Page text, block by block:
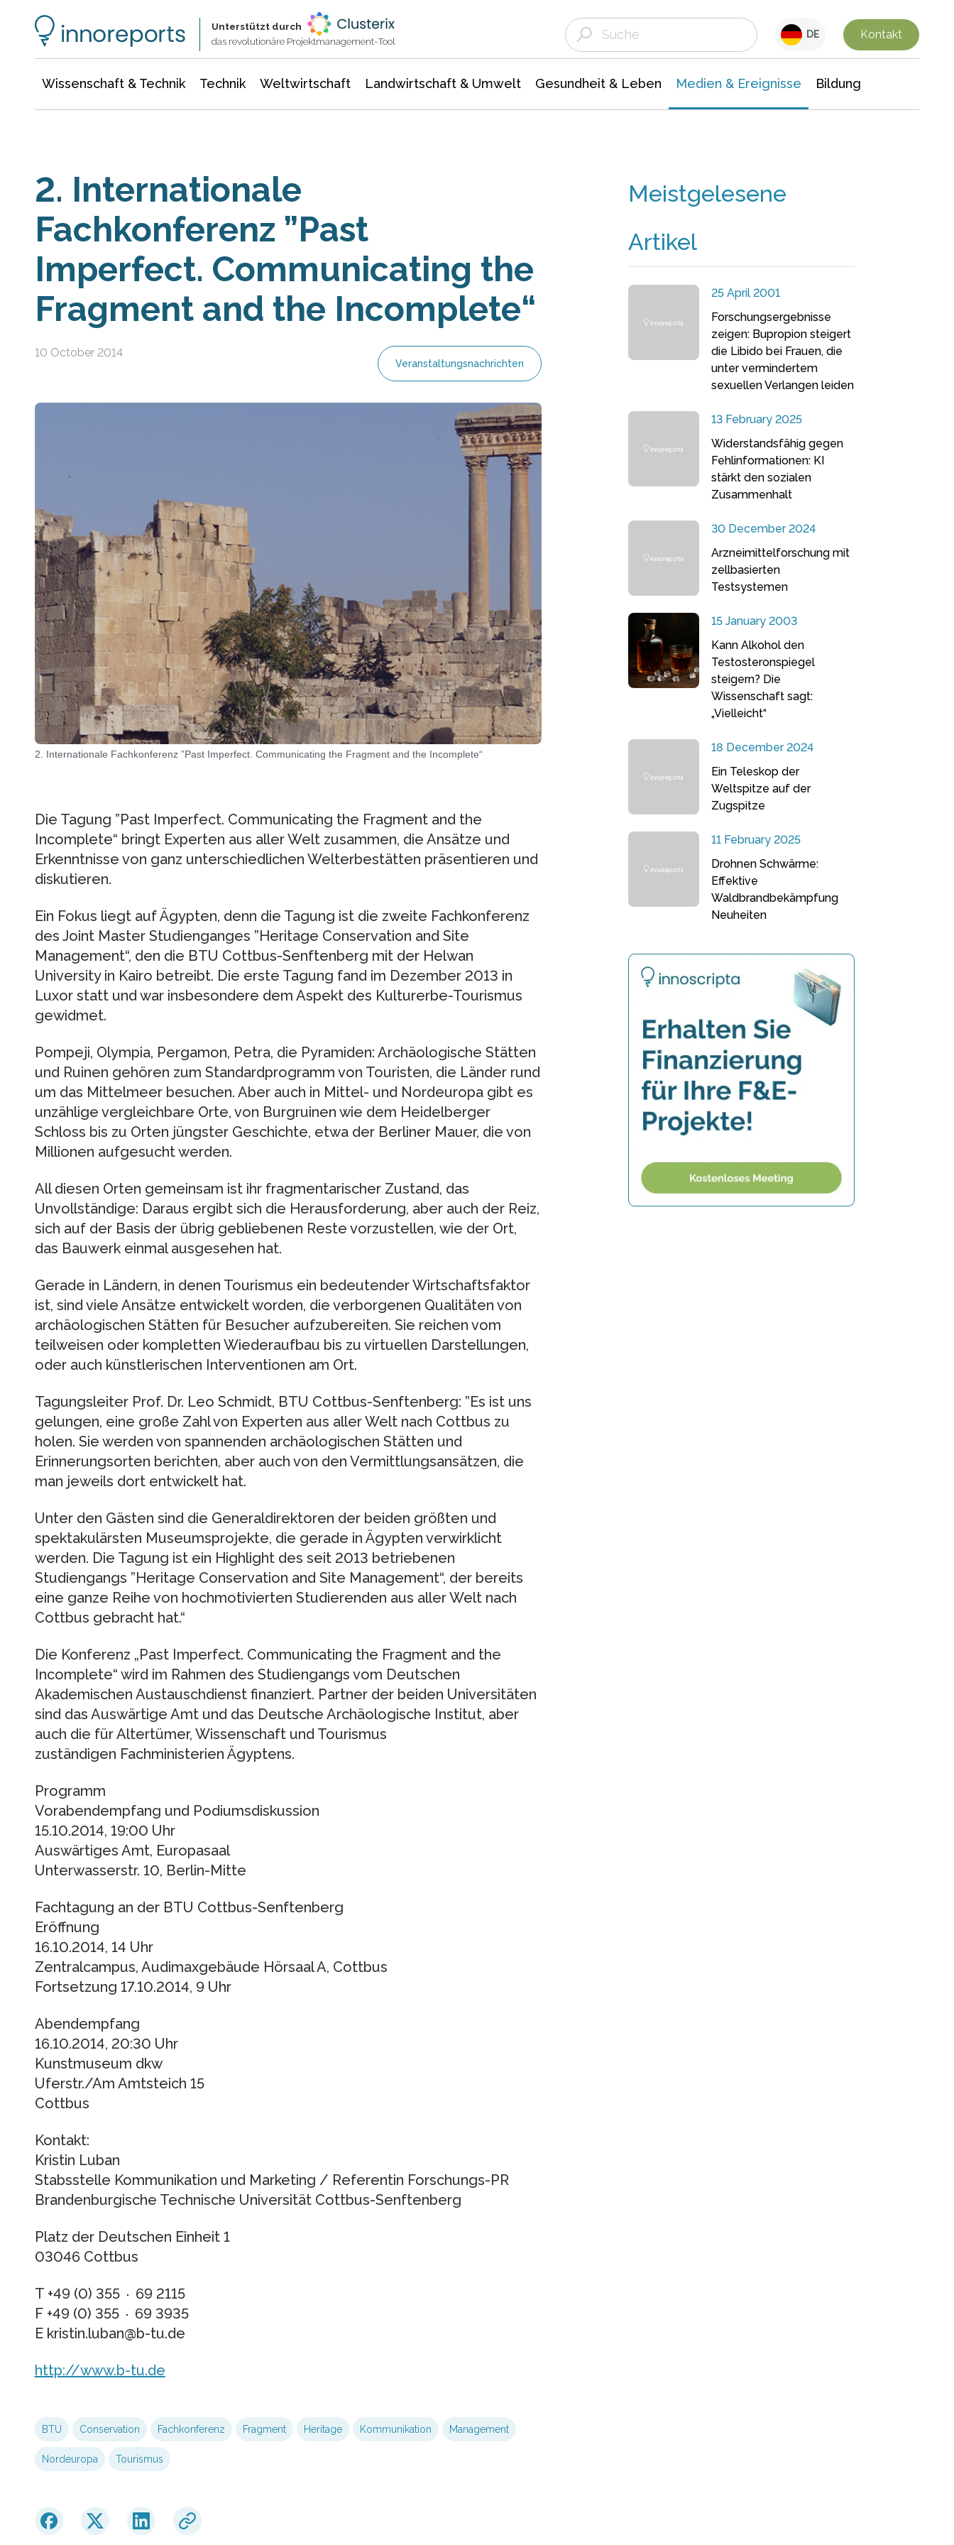
Unterstützt durch
das revolutionäre Projektmanagement-Tool
DE Kontakt
Wissenschaft & Technik Technik Weltwirtschaft Landwirtschaft & Umwelt Gesundheit & Leben Medien & Ereignisse Bildung
2. Internationale
Fachkonferenz ”Past
Imperfect. Communicating the
Fragment and the Incomplete“
10 October 2014
Veranstaltungsnachrichten
2. Internationale Fachkonferenz ”Past Imperfect. Communicating the Fragment and the Incomplete“
Die Tagung ”Past Imperfect. Communicating the Fragment and the
Incomplete“ bringt Experten aus aller Welt zusammen, die Ansätze und
Erkenntnisse von ganz unterschiedlichen Welterbestätten präsentieren und
diskutieren.
Ein Fokus liegt auf Ägypten, denn die Tagung ist die zweite Fachkonferenz
des Joint Master Studienganges ”Heritage Conservation and Site
Management“, den die BTU Cottbus-Senftenberg mit der Helwan
University in Kairo betreibt. Die erste Tagung fand im Dezember 2013 in
Luxor statt und war insbesondere dem Aspekt des Kulturerbe-Tourismus
gewidmet.
Pompeji, Olympia, Pergamon, Petra, die Pyramiden: Archäologische Stätten
und Ruinen gehören zum Standardprogramm von Touristen, die Länder rund
um das Mittelmeer besuchen. Aber auch in Mittel- und Nordeuropa gibt es
unzählige vergleichbare Orte, von Burgruinen wie dem Heidelberger
Schloss bis zu Orten jüngster Geschichte, etwa der Berliner Mauer, die von
Millionen aufgesucht werden.
All diesen Orten gemeinsam ist ihr fragmentarischer Zustand, das
Unvollständige: Daraus ergibt sich die Herausforderung, aber auch der Reiz,
sich auf der Basis der übrig gebliebenen Reste vorzustellen, wie der Ort,
das Bauwerk einmal ausgesehen hat.
Gerade in Ländern, in denen Tourismus ein bedeutender Wirtschaftsfaktor
ist, sind viele Ansätze entwickelt worden, die verborgenen Qualitäten von
archäologischen Stätten für Besucher aufzubereiten. Sie reichen vom
teilweisen oder kompletten Wiederaufbau bis zu virtuellen Darstellungen,
oder auch künstlerischen Interventionen am Ort.
Tagungsleiter Prof. Dr. Leo Schmidt, BTU Cottbus-Senftenberg: ”Es ist uns
gelungen, eine große Zahl von Experten aus aller Welt nach Cottbus zu
holen. Sie werden von spannenden archäologischen Stätten und
Erinnerungsorten berichten, aber auch von den Vermittlungsansätzen, die
man jeweils dort entwickelt hat.
Unter den Gästen sind die Generaldirektoren der beiden größten und
spektakulärsten Museumsprojekte, die gerade in Ägypten verwirklicht
werden. Die Tagung ist ein Highlight des seit 2013 betriebenen
Studiengangs ”Heritage Conservation and Site Management“, der bereits
eine ganze Reihe von hochmotivierten Studierenden aus aller Welt nach
Cottbus gebracht hat.“
Die Konferenz „Past Imperfect. Communicating the Fragment and the
Incomplete“ wird im Rahmen des Studiengangs vom Deutschen
Akademischen Austauschdienst finanziert. Partner der beiden Universitäten
sind das Auswärtige Amt und das Deutsche Archäologische Institut, aber
auch die für Altertümer, Wissenschaft und Tourismus
zuständigen Fachministerien Ägyptens.
Programm
Vorabendempfang und Podiumsdiskussion
15.10.2014, 19:00 Uhr
Auswärtiges Amt, Europasaal
Unterwasserstr. 10, Berlin-Mitte
Fachtagung an der BTU Cottbus-Senftenberg
Eröffnung
16.10.2014, 14 Uhr
Zentralcampus, Audimaxgebäude Hörsaal A, Cottbus
Fortsetzung 17.10.2014, 9 Uhr
Abendempfang
16.10.2014, 20:30 Uhr
Kunstmuseum dkw
Uferstr./Am Amtsteich 15
Cottbus
Kontakt:
Kristin Luban
Stabsstelle Kommunikation und Marketing / Referentin Forschungs-PR
Brandenburgische Technische Universität Cottbus-Senftenberg
Platz der Deutschen Einheit 1
03046 Cottbus
T +49 (0) 355 ∙ 69 2115
F +49 (0) 355 ∙ 69 3935
E kristin.luban@b-tu.de
http://www.b-tu.de
BTU Conservation Fachkonferenz Fragment Heritage Kommunikation Management
Nordeuropa Tourismus
Meistgelesene
Artikel
25 April 2001
Forschungsergebnisse
zeigen: Bupropion steigert
die Libido bei Frauen, die
unter vermindertem
sexuellen Verlangen leiden
13 February 2025
Widerstandsfähig gegen
Fehlinformationen: KI
stärkt den sozialen
Zusammenhalt
30 December 2024
Arzneimittelforschung mit
zellbasierten
Testsystemen
15 January 2003
Kann Alkohol den
Testosteronspiegel
steigern? Die
Wissenschaft sagt:
„Vielleicht“
18 December 2024
Ein Teleskop der
Weltspitze auf der
Zugspitze
11 February 2025
Drohnen Schwärme:
Effektive
Waldbrandbekämpfung
Neuheiten